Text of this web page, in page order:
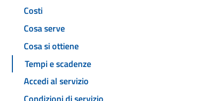
Costi
Cosa serve
Cosa si ottiene
Tempi e scadenze
Accedi al servizio